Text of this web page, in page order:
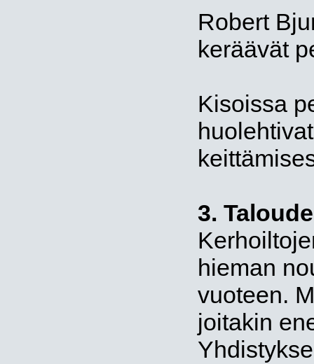
Robert
keräävät
Kisoissa
3.
hieman
vuoteen.
joitakin